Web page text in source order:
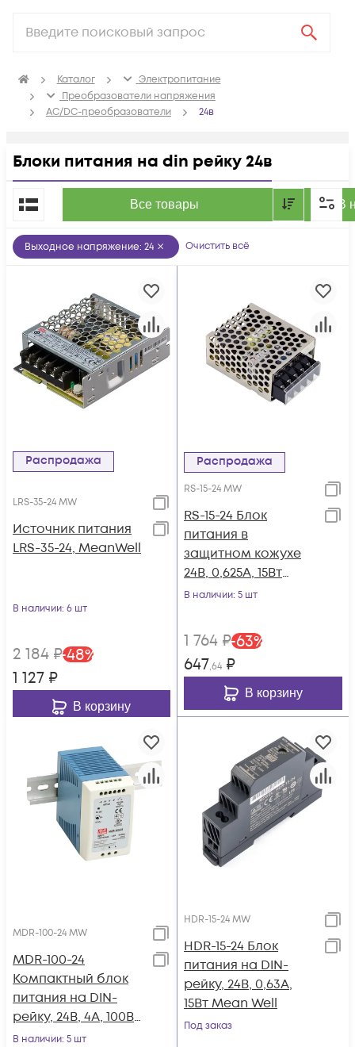
Каталог
Электропитание
Преобразователи напряжения
AC/DC-преобразователи
24в
Блоки питания на din рейку 24в
Все товары В
По популярности
Выходное напряжение: 24 Очистить всё
Распродажа
LRS-35-24 MW
Источник питания
LRS-35-24, MeanWell
В наличии: 6 шт
2 184 ₽-48%
1 127 ₽
В корзину
Распродажа
RS-15-24 MW
RS-15-24 Блок
питания в
защитном кожухе
24В, 0,625А, 15Вт
Mean Well
В наличии: 5 шт
1 764 ₽-63%
647,64 ₽
В корзину
MDR-100-24 MW
MDR-100-24
Компактный блок
питания на DIN-
рейку, 24В, 4А, 100Вт
Mean Well
В наличии: 5 шт
HDR-15-24 MW
HDR-15-24 Блок
питания на DIN-
рейку, 24В, 0,63А,
15Вт Mean Well
Под заказ